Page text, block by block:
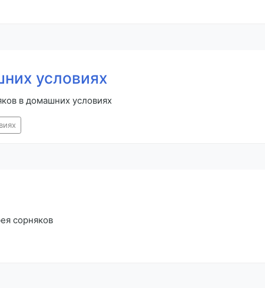
условиях
в домашних условиях
сорняков